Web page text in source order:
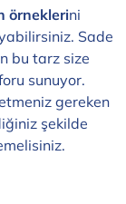
örneklerini
Sade
bu tarz size
sunuyor.
gereken
şekilde